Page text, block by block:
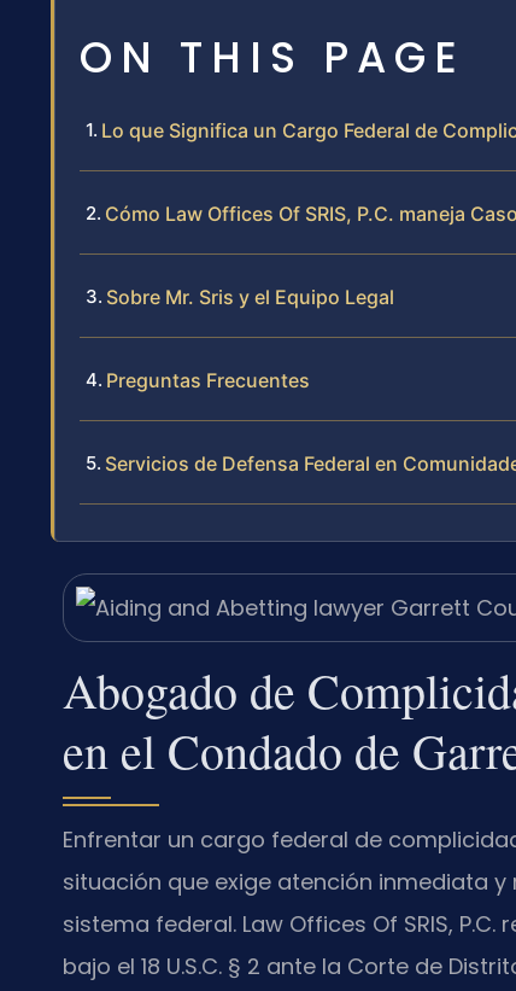
ON THIS PAGE
Lo que Significa un Cargo Federal de
Cómo Law Offices Of SRIS, P.C. maneja
Sobre Mr. Sris y el Equipo Legal
Preguntas Frecuentes
Servicios de Defensa Federal en
Abogado de
en el Condado de
Enfrentar un cargo federal de
situación que exige atención inmediata
sistema federal. Law Offices Of SRIS,
bajo el 18 U.S.C. § 2 ante la Corte de